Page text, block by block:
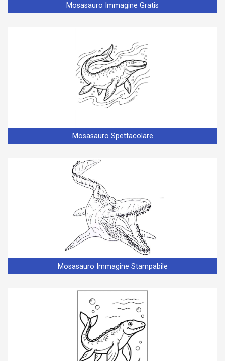
Mosasauro Immagine Gratis
Mosasauro Spettacolare
Mosasauro Immagine Stampabile